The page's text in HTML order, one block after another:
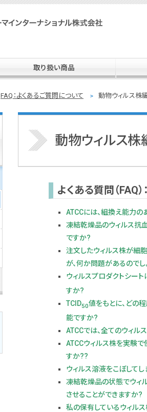
取り扱い商品
FAQ：よくあるご質問について 動物ウィルス株
動物ウィルス株
よくある質問（FAQ
ATCCには、組換え能力の
凍結乾燥品のウィルス抗
ですか?
注文したウィルス株が細
が、何か問題があるのでし
ウィルスプロダクトシー
すか?
TCID50値をもとに、どの
能ですか?
ATCCでは、全てのウィル
ATCCウィルス株を実験
すか??
ウィルス溶液をこぼして
凍結乾燥品の状態でウィ
させることができますか?
私の保有しているウィルス